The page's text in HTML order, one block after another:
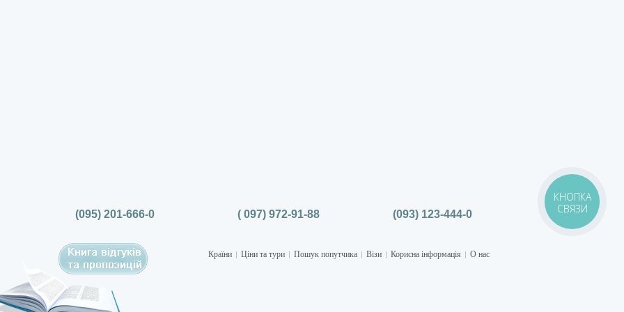
(095) 201-666-0 ( 097) 972-91-88 (093) 123-444-0
Країни | Ціни та тури | Пошук попутчика | Візи | Корисна інформація | О нас
КНОПКА
СВЯЗИ